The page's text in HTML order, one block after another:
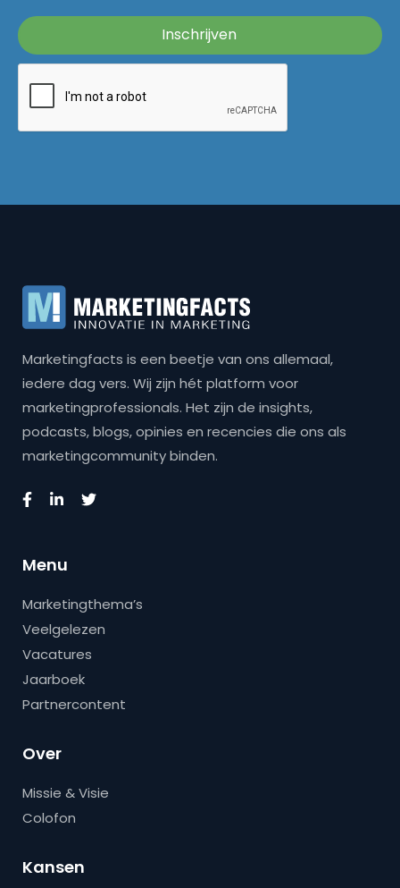
Marketingfacts is een beetje van ons allemaal,
iedere dag vers. Wij zijn hét platform voor
marketingprofessionals. Het zijn de insights,
podcasts, blogs, opinies en recencies die ons als
marketingcommunity binden.
Menu
Marketingthema’s
Veelgelezen
Vacatures
Jaarboek
Partnercontent
Over
Missie & Visie
Colofon
Kansen